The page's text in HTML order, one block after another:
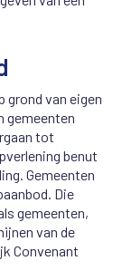
grond van eigen
gemeenten
tot
benut
Gemeenten
Die
gemeenten,
van de
Convenant